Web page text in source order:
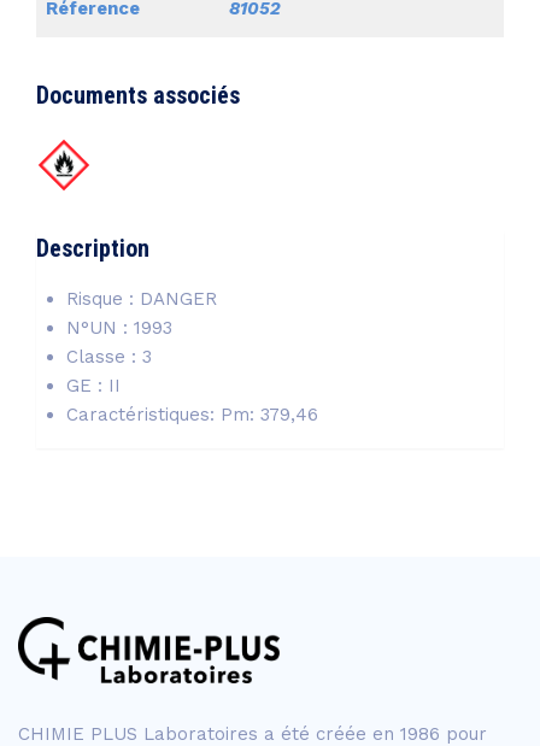
Réference 81052
Documents associés
Description
Risque : DANGER
N°UN : 1993
Classe : 3
GE : II
Caractéristiques: Pm: 379,46
CHIMIE PLUS Laboratoires a été créée en 1986 pour